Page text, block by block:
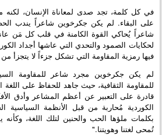
في كل كلمة، تجد صدى لمعاناة الإنسان، لكنه
على البقاء. لم يكن جكرخوين شاعراً يندب
شاعراً يُحاكي القوة الكامنة في قلب كل مَن
لحكايات الصمود والتحدي التي عاشها أجداد
فيها رمزية المقاومة التي تشكل جزءاً لا يتجزأ
لم يكن جكرخوين مجرد شاعر للمقاومة
للمقاومة الثقافية، حيث جاهد للحفاظ على اللغة
قادرة على التعبير عن أعظم المشاعر وأدق
الكوردية مُحاربة من قبل الأنظمة السياسية
بكلمات ملؤها الحب والحنين لتلك اللغة،
تُمحى لغتنا وهويتنا."